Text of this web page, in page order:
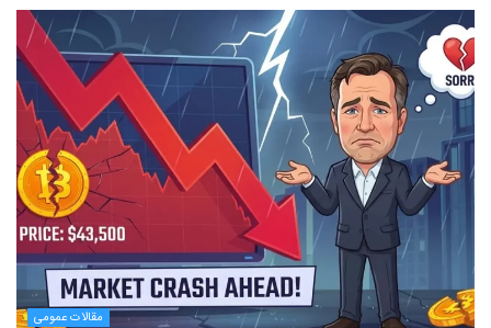
مقالات عمومی